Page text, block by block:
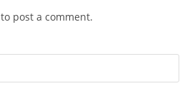
to post a comment.